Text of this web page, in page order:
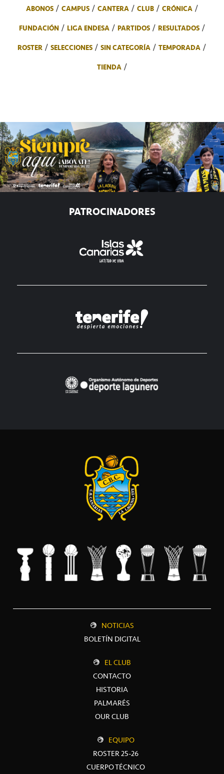
ABONOS CAMPUS CANTERA CLUB
CRÓNICA
FUNDACIÓN
LIGA ENDESA PARTIDOS
RESULTADOS
ROSTER
SELECCIONES SIN CATEGORÍA
TEMPORADA
TIENDA
PATROCINADORES
NOTICIAS
BOLETÍN DIGITAL
EL CLUB
CONTACTO
HISTORIA
PALMARÉS
OUR CLUB
EQUIPO
ROSTER 25-26
CUERPO TÉCNICO